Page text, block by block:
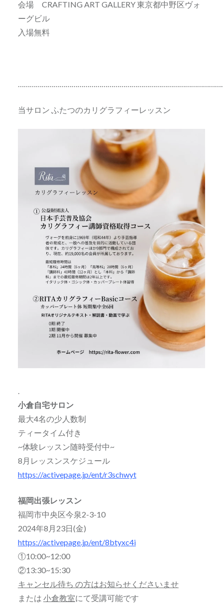
会場 CRAFTING ART GALLERY 東京都中野区ヴォ
ーグビル
入場無料
当サロン ふたつのカリグラフィーレッスン
小倉自宅サロン
最大4名の少人数制
ティータイム付き
~体験レッスン随時受付中~
8月レッスンスケジュール
https://activepage.jp/ent/r3schwyt
福岡出張レッスン
福岡市中央区今泉2-3-10
2024年8月23日(金)
https://activepage.jp/ent/8btyxc4i
①10:00~12:00
②13:30~15:30
キャンセル待ち の方はお知らせくださいませ
または 小倉教室にて受講可能です